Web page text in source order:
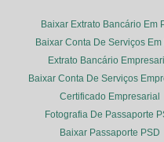
Baixar Extrato Bancário Em
Baixar Conta De Serviços Em
Extrato Bancário
Baixar Conta De Serviços
Certificado Empresarial
Fotografia De Passaporte
Baixar Passaporte PSD